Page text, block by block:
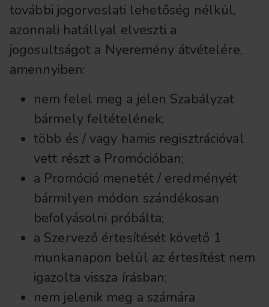
további jogorvoslati lehetőség nélkül,
azonnali hatállyal elveszti a
jogosultságot a Nyeremény átvételére,
amennyiben:
nem felel meg a jelen Szabályzat
bármely feltételének;
több és / vagy hamis regisztrációval
vett részt a Promócióban;
a Promóció menetét / eredményét
bármilyen módon szándékosan
befolyásolni próbálta;
a Szervező értesítését követő 1
munkanapon belül az értesítést nem
igazolta vissza írásban;
nem jelenik meg a számára